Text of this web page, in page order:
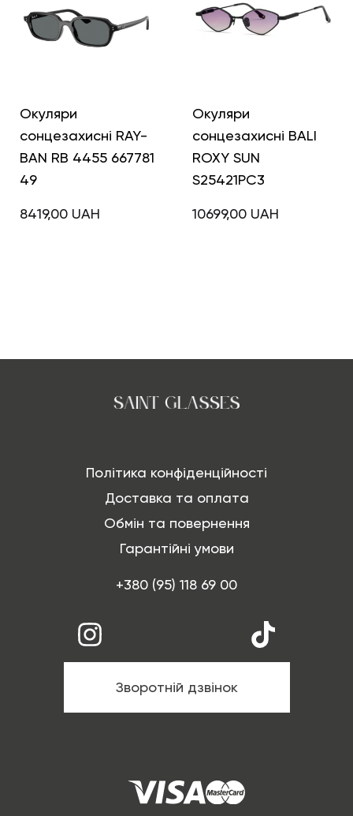
Окуляри
сонцезахисні RAY-
BAN RB 4455 667781
49
8419,00 UAH
Окуляри
сонцезахисні BALI
ROXY SUN
S25421PC3
10699,00 UAH
Політика конфіденційності
Доставка та оплата
Обмін та повернення
Гарантійні умови
+380 (95) 118 69 00
Зворотній дзвінок